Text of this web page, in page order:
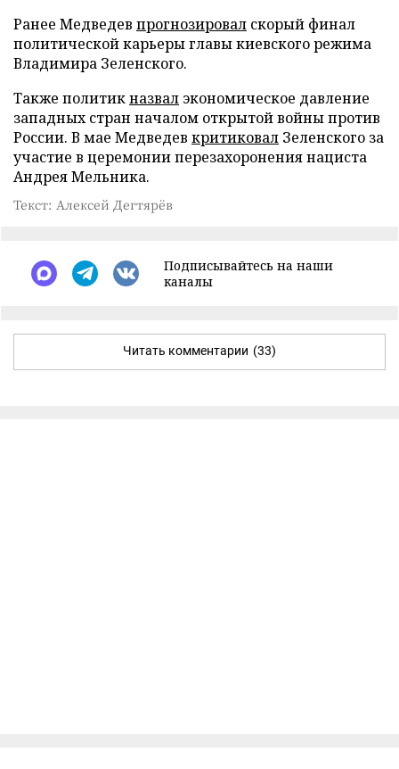
Ранее Медведев прогнозировал скорый финал
политической карьеры главы киевского режима
Владимира Зеленского.
Также политикназвал экономическое давление
западных стран началом открытой войны против
России. В мае Медведев критиковал Зеленского за
участие в церемонии перезахоронения нациста
Андрея Мельника.
Текст: Алексей Дегтярёв
Подписывайтесь на наши
каналы
Читать комментарии (33)